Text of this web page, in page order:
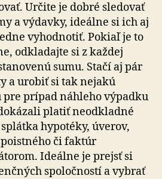
Určite je dobré sle­do­vať
a výdavky, ideálne si ich aj
vy­hod­notiť. Pokiaľ je to
odkla­dajte si z každej
sumu. Stačí aj pár
a urobiť si tak nejakú
pre prípad náhleho výpadku
platiť neodkladné
hy­po­téky, úverov,
či faktúr
Ideálne je prejsť si
spo­loč­ností a vybrať